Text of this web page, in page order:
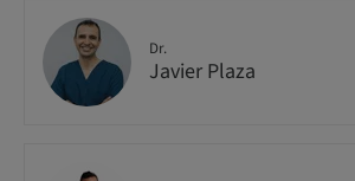
Dr.
Javier Plaza